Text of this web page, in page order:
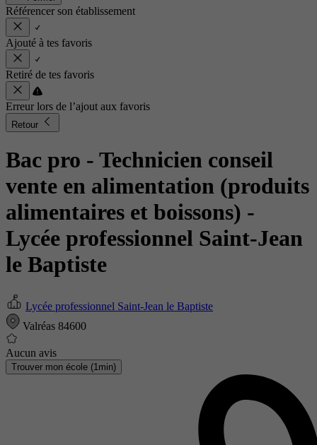
Référencer son établissement
Ajouté à tes favoris
Retiré de tes favoris
Erreur lors de l’ajout aux favoris
Retour
Bac pro - Technicien conseil
vente en alimentation (produits
alimentaires et boissons) -
Lycée professionnel Saint-Jean
le Baptiste
Lycée professionnel Saint-Jean le Baptiste
Valréas 84600
Aucun avis
Trouver mon école (1min)